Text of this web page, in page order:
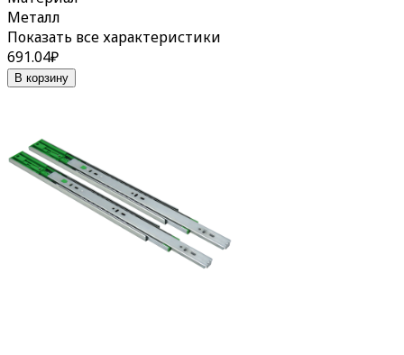
Металл
Показать все характеристики
691.04₽
В корзину